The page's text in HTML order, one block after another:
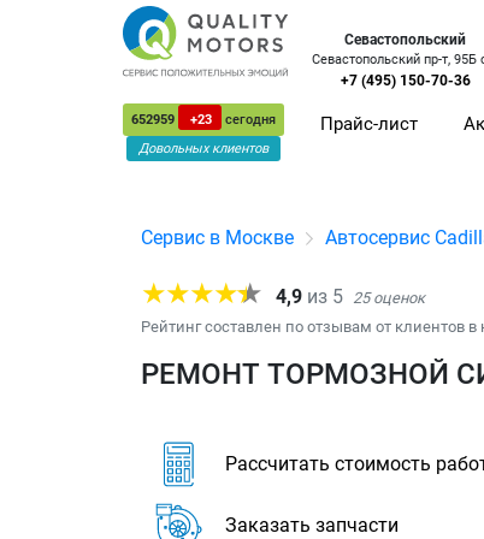
652959 +23
сегодня
Довольных клиентов
Севастопольский
Севастопольский пр-т, 95Б
+7 (495) 150-70-36
Прайс-лист
Сервис в Москве Автосервис
4,9 из 5 25оценок
Рейтинг составлен по отзывам от клиентов
РЕМОНТ ТОРМОЗНОЙ
Рассчитать стоимость
Заказать запчасти